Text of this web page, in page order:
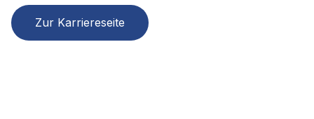
Zur Karriereseite